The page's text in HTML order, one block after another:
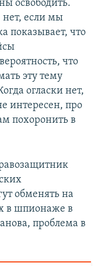
освободить.
нет, если мы
показывает, что
что
эту тему
огласки нет,
интересен, про
похоронить в
обменять на
в шпионаже в
проблема в